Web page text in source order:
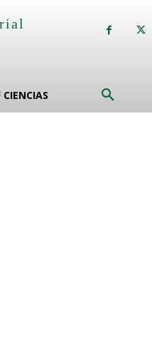
CIENCIAS